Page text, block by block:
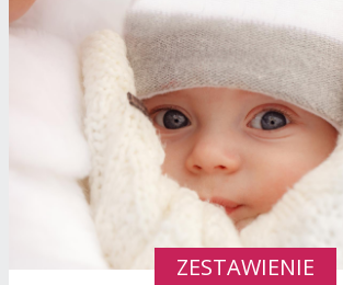
ZESTAWIENIE